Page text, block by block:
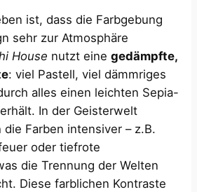
ist, dass die Farbgebung
sehr zur Atmosphäre
House nutzt einegedämpfte,
: viel Pastell, viel dämmriges
alles einen leichten Sepia-
In der Geisterwelt
Farben intensiver – z.B.
oder tiefrote
die Trennung der Welten
Diese farblichen Kontraste